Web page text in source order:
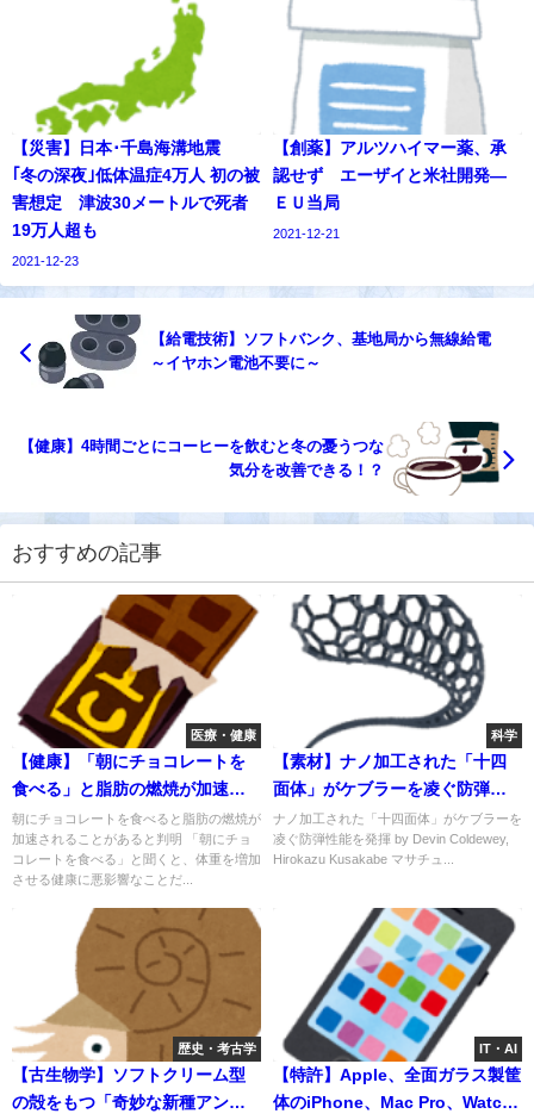
【災害】日本･千島海溝地震
｢冬の深夜｣低体温症4万人 初の被
害想定 津波30メートルで死者
19万人超も
2021-12-23
【創薬】アルツハイマー薬、承
認せず エーザイと米社開発―
ＥＵ当局
2021-12-21
【給電技術】ソフトバンク、基地局から無線給電
～イヤホン電池不要に～
【健康】4時間ごとにコーヒーを飲むと冬の憂うつな
気分を改善できる！？
おすすめの記事
医療・健康
【健康】「朝にチョコレートを
食べる」と脂肪の燃焼が加速さ
れる！？
朝にチョコレートを食べると脂肪の燃焼が
加速されることがあると判明 「朝にチョ
コレートを食べる」と聞くと、体重を増加
させる健康に悪影響なことだ...
科学
【素材】ナノ加工された「十四
面体」がケブラーを凌ぐ防弾性
能を発揮！
ナノ加工された「十四面体」がケブラーを
凌ぐ防弾性能を発揮 by Devin Coldewey,
Hirokazu Kusakabe マサチュ...
歴史・考古学
【古生物学】ソフトクリーム型
の殻をもつ「奇妙な新種アンモ
IT・AI
【特許】Apple、全面ガラス製筐
体のiPhone、Mac Pro、Watch